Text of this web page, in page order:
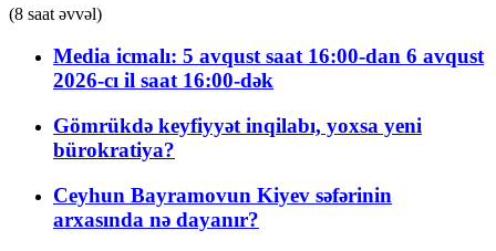
(8 saat əvvəl)
Media icmalı: 5 avqust saat 16:00-dan 6 avqust
2026-cı il saat 16:00-dək
Gömrükdə keyfiyyət inqilabı, yoxsa yeni
bürokratiya?
Ceyhun Bayramovun Kiyev səfərinin
arxasında nə dayanır?